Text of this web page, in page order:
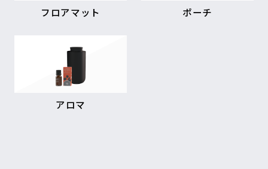
フロアマット ポーチ
アロマ